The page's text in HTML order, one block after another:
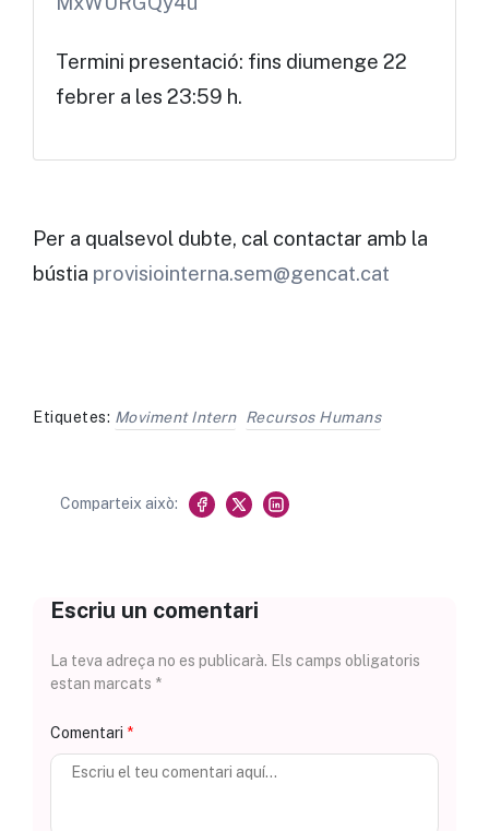
Termini presentació: fins diumenge 22
febrer a les 23:59 h.
Per a qualsevol dubte, cal contactar amb la
bústia provisiointerna.sem@gencat.cat
Etiquetes: Moviment Intern Recursos Humans
Comparteix això:
Escriu un comentari
La teva adreça no es publicarà. Els camps obligatoris
estan marcats *
Comentari